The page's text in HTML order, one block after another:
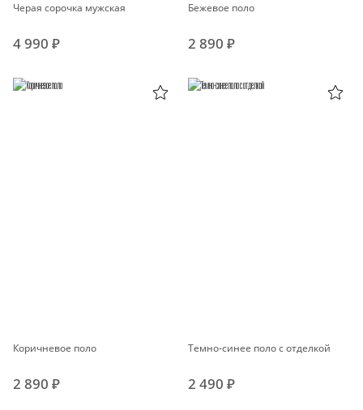
Черая сорочка мужская
4 990 ₽
Бежевое поло
2 890 ₽
Коричневое поло
2 890 ₽
Темно-синее поло с отделкой
2 490 ₽